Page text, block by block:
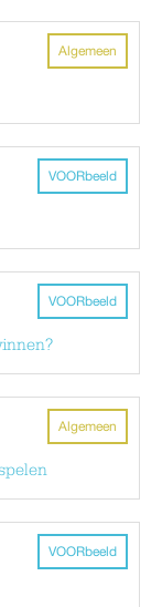
Algemeen
VOORbeeld
VOORbeeld
Algemeen
VOORbeeld